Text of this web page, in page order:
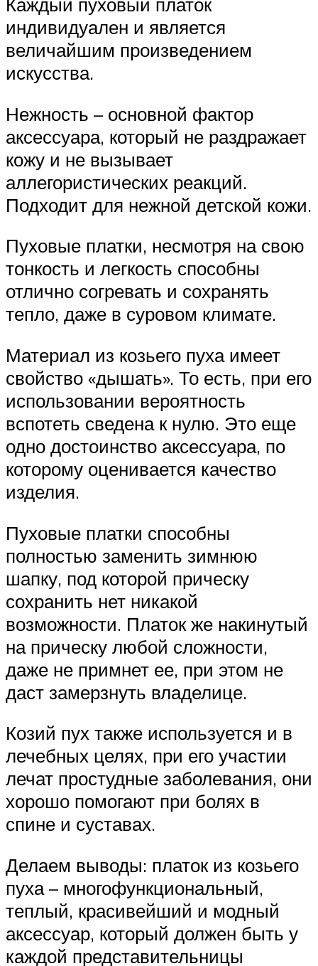
индивидуален и является
величайшим произведением
искусства.
Нежность – основной фактор
аксессуара, который не раздражает
кожу и не вызывает
аллегористических реакций.
Подходит для нежной детской кожи.
Пуховые платки, несмотря на свою
тонкость и легкость способны
отлично согревать и сохранять
тепло, даже в суровом климате.
Материал из козьего пуха имеет
свойство «дышать». То есть, при его
использовании вероятность
вспотеть сведена к нулю. Это еще
одно достоинство аксессуара, по
которому оценивается качество
изделия.
Пуховые платки способны
полностью заменить зимнюю
шапку, под которой прическу
сохранить нет никакой
возможности. Платок же накинутый
на прическу любой сложности,
даже не примнет ее, при этом не
даст замерзнуть владелице.
Козий пух также используется и в
лечебных целях, при его участии
лечат простудные заболевания, они
хорошо помогают при болях в
спине и суставах.
Делаем выводы: платок из козьего
пуха – многофункциональный,
теплый, красивейший и модный
аксессуар, который должен быть у
каждой представительницы